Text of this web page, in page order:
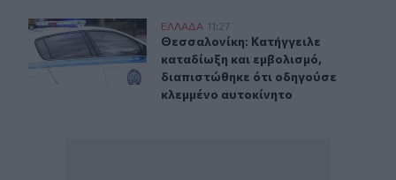
Θεσσαλονίκη: Κατήγγειλε καταδίωξη και εμβολισμό,
ΕΛΛAΔΑ 11:27
Θεσσαλονίκη: Κατήγγειλε
Θεσσαλονίκη: Κατήγγειλε
καταδίωξη και εμβολισμό,
διαπιστώθηκε ότι οδηγούσε
κλεμμένο αυτοκίνητο